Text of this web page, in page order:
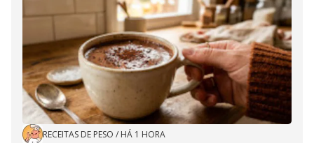
RECEITAS DE PESO / HÁ 1 HORA